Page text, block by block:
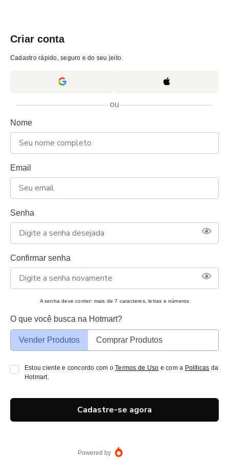
Criar conta
Cadastro rápido, seguro e do seu jeito.
ou
Nome
Email
Senha
Confirmar senha
A senha deve conter: mais de 7 caracteres, letras e números
O que você busca na Hotmart?
Vender Produtos Comprar Produtos
Estou ciente e concordo com oTermos de Uso e com a Políticas da
Hotmart.
Cadastre-se agora
Powered by